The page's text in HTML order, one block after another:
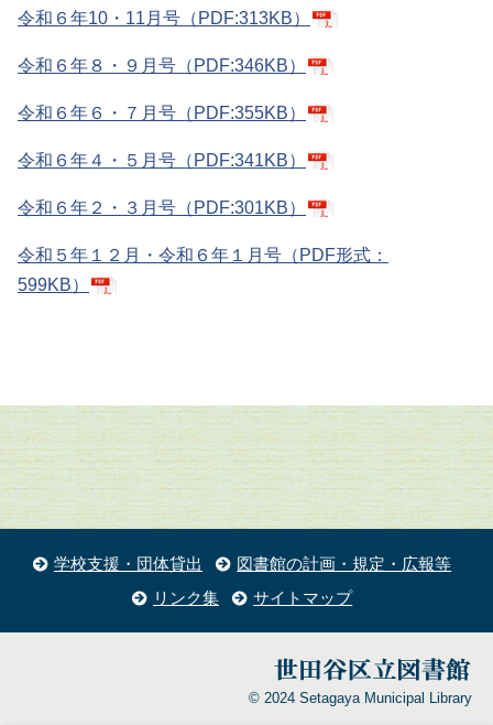
令和６年10・11月号（PDF:313KB）
令和６年８・９月号（PDF:346KB）
令和６年６・７月号（PDF:355KB）
令和６年４・５月号（PDF:341KB）
令和６年２・３月号（PDF:301KB）
令和５年１２月・令和６年１月号（PDF形式：
599KB）
学校支援・団体貸出
図書館の計画・規定・広報等
リンク集
サイトマップ
© 2024 Setagaya Municipal Library